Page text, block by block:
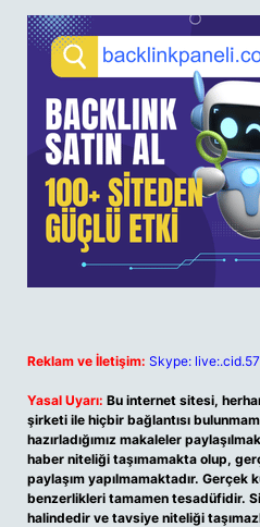
Reklam ve İletişim: Skype:
Yasal Uyarı: Bu internet sitesi,
şirketi ile hiçbir bağlantısı
hazırladığımız makaleler
haber niteliği taşımamakta olup,
paylaşım yapılmamaktadır. Gerçek
benzerlikleri tamamen tesadüfidir.
halindedir ve tavsiye niteliği